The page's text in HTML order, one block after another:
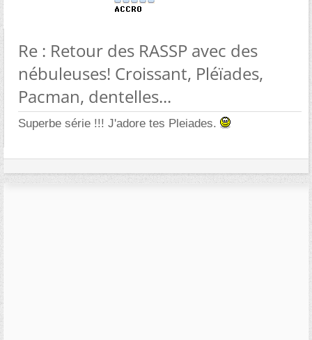
Re : Retour des RASSP avec des
nébuleuses! Croissant, Pléïades,
Pacman, dentelles...
Superbe série !!! J'adore tes Pleiades.